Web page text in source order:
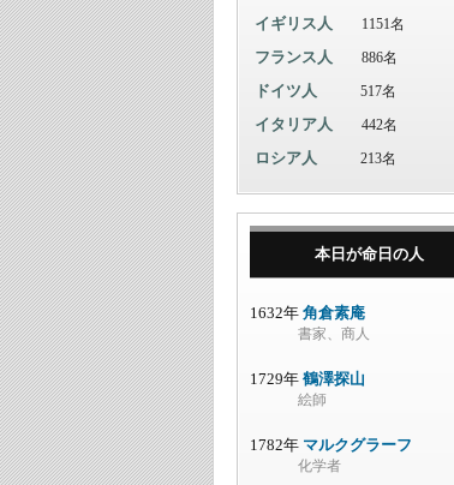
イギリス人 1151名
フランス人 886名
ドイツ人 517名
イタリア人 442名
ロシア人 213名
本日が命日の人
1632年 角倉素庵
書家、商人
1729年 鶴澤探山
絵師
1782年 マルクグラーフ
化学者